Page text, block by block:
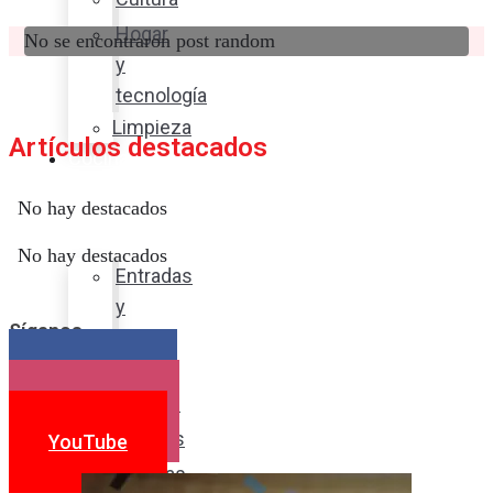
Hogar
y
tecnología
Limpieza
Cocina
sabor
Entradas
y
Postres
Bebidas
No se encontraron post random
Artículos destacados
No hay destacados
No hay destacados
Síganos
YouTube